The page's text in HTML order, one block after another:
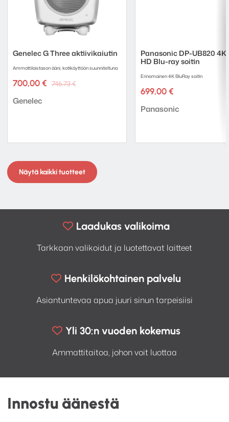
Genelec G Three aktiivikaiutin
Ammattilaistason ääni, kotikäyttöön suunniteltuna
746,73€Alkuperäinen
700,00 €
Nykyinen
Tuotemerkki:
Genelec
Panasonic DP-UB820 4K
HD Blu-ray soitin
Erinomainen 4K BluRay soitin
699,00 €
Tuotemerkki:
Panasonic
Näytä kaikki tuotteet
Laadukas valikoima
Tarkkaan valikoidut ja luotettavat laitteet
Henkilökohtainen palvelu
Asiantuntevaa apua juuri sinun tarpeisiisi
Yli 30:n vuoden kokemus
Ammattitaitoa, johon voit luottaa
Innostu äänestä